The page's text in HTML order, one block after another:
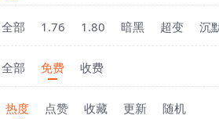
全部 1.76 1.80 暗黑 超变 沉
全部 免费 收费
热度 点赞 收藏 更新 随机